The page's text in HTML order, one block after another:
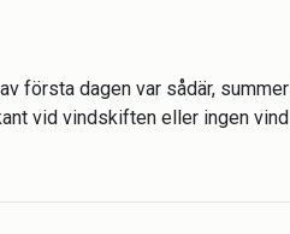
första dagen var sådär,
vid vindskiften eller ingen